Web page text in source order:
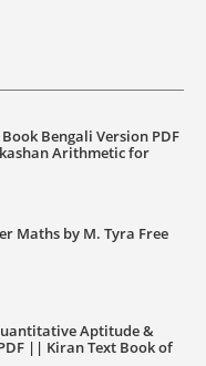
Bengali Version PDF
Arithmetic for
Maths by M. Tyra Free
Aptitude &
|| Kiran Text Book of